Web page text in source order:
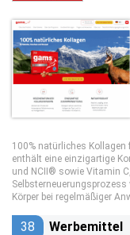
100% natürliches Kollagen
enthält eine einzigartige
und NCII® sowie Vitamin
Körper bei regelmäßiger
38 Werbemittel